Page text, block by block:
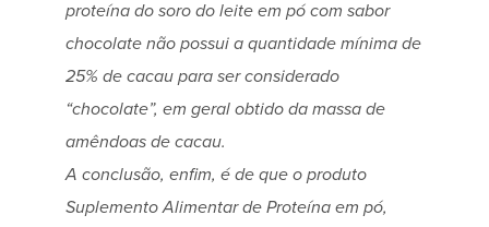
proteína do soro do leite em pó com sabor
chocolate não possui a quantidade mínima de
25% de cacau para ser considerado
“chocolate”, em geral obtido da massa de
amêndoas de cacau.
A conclusão, enfim, é de que o produto
Suplemento Alimentar de Proteína em pó,